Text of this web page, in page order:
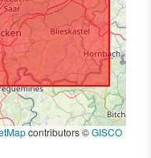
contributors ©GISCO